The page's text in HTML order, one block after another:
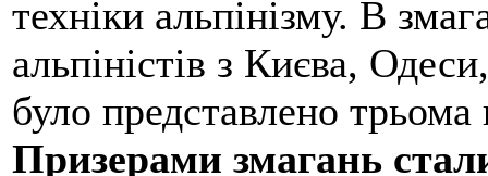
техніки альпінізму. В
альпіністів з Києва,
було представлено
Призерами змагань